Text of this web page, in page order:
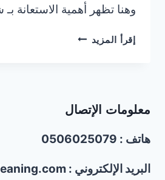
وهنا تظهر أهمية الاستعانة
إقرأ المزيد شركة
دبي
معلومات الإتصال
هاتف : 0506025079
البريد الإلكتروني : admin@kpicleaning.com